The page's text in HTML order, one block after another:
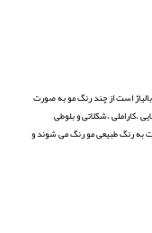
است از چند رنگ مو به صورت
،کاراملی ،شکلاتی و بلوطی
به رنگ طبیعی مو رنگ می شوند و